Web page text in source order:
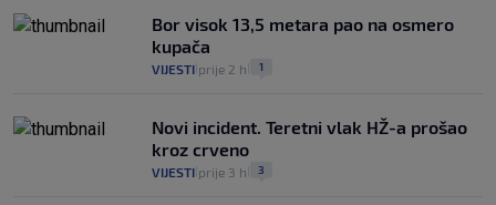
Bor visok 13,5 metara pao na osmero
kupača
VIJESTI prije 2 h 1
Novi incident. Teretni vlak HŽ-a prošao
kroz crveno
VIJESTI prije 3 h 3